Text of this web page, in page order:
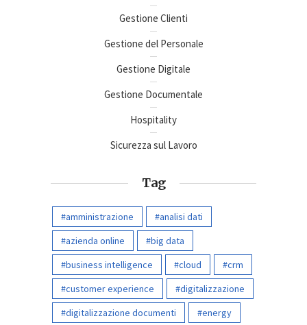
Gestione Clienti
Gestione del Personale
Gestione Digitale
Gestione Documentale
Hospitality
Sicurezza sul Lavoro
Tag
amministrazione
analisi dati
azienda online
big data
business intelligence
cloud
crm
customer experience
digitalizzazione
digitalizzazione documenti
energy